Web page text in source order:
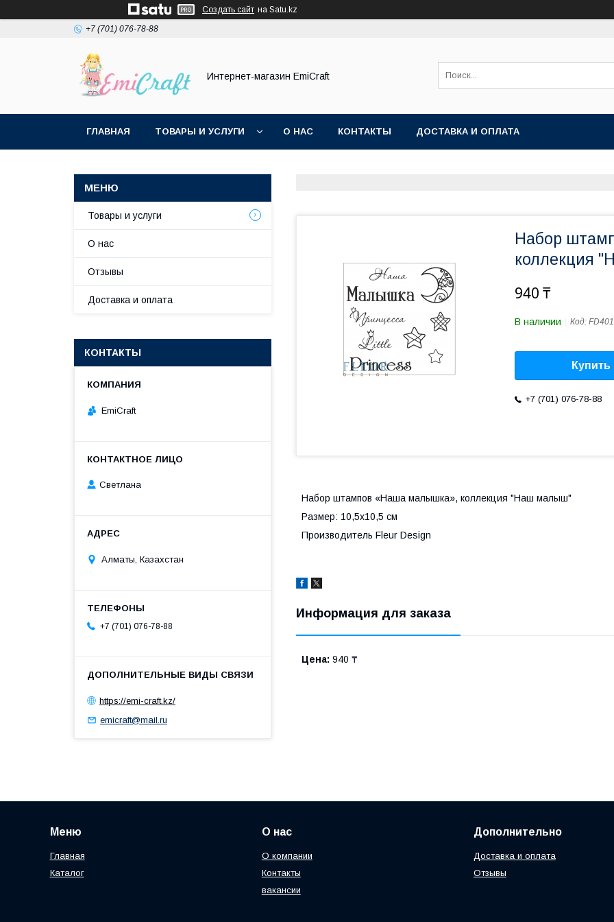
Создать сайт на Satu.kz
+7 (701) 076-78-88
Интернет-магазин EmiCraft
ГЛАВНАЯ ТОВАРЫ И УСЛУГИ О НАС КОНТАКТЫ ДОСТАВКА И ОПЛАТА
Набор
коллекция
940 ₸
В наличии Код:
Купить
+7 (701) 076-78-88
Набор штампов «Наша малышка», коллекция "Наш малыш"
Размер: 10,5х10,5 см
Производитель Fleur Design
Информация для заказа
Цена: 940 ₸
Товары и услуги
О нас
Отзывы
Доставка и оплата
КОНТАКТЫ
EmiCraft
Светлана
Алматы, Казахстан
+7 (701) 076-78-88
https://emi-craft.kz/
emicraft@mail.ru
Меню
Главная
Каталог
О нас
О компании
Контакты
вакансии
Дополнительно
Доставка и оплата
Отзывы